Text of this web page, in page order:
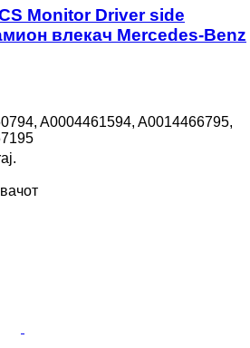
Monitor Driver side
влекач Mercedes-Benz
A0004461594, A0014466795,